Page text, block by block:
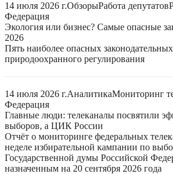
14 июля 2026 г.ОбзорыРабота депутатов
Федерация
Экология или бизнес? Самые опасные
2026
Пять наиболее опасных
природоохранного регулирования
14 июля 2026 г.АналитикаМониторинг
Федерация
Главные люди: телеканалы посвятили
выборов, а ЦИК России
Отчёт о мониторинге федеральных
неделе избирательной кампании по
Государственной думы Российской
назначенным на 20 сентября 2026 года